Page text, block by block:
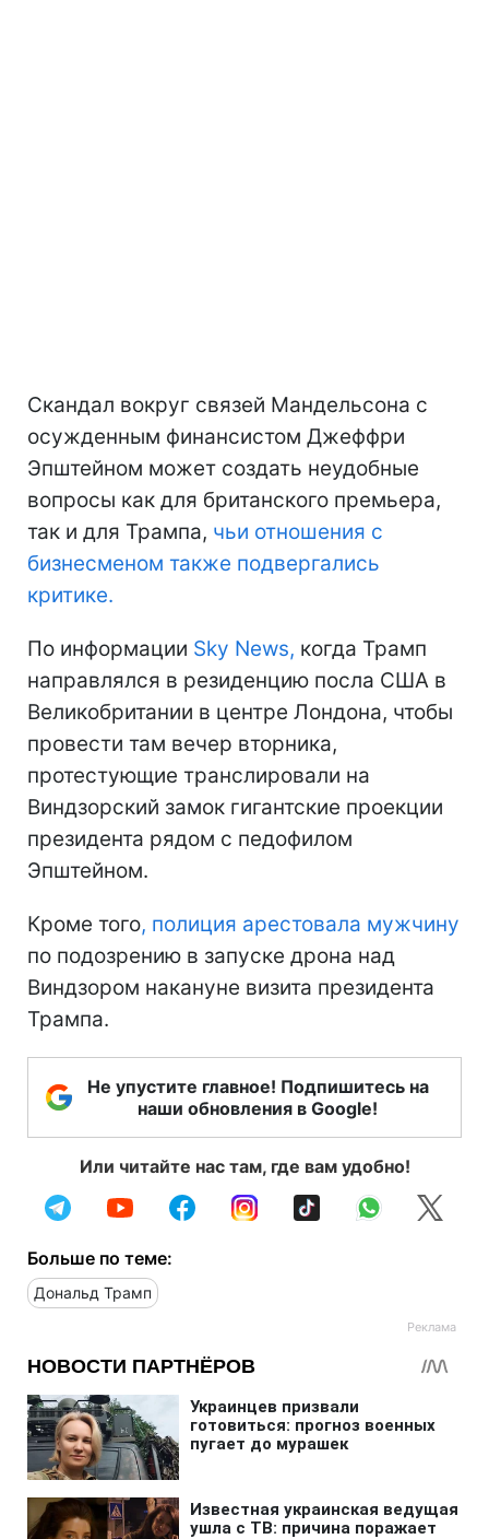
Скандал вокруг связей Мандельсона с
осужденным финансистом Джеффри
Эпштейном может создать неудобные
вопросы как для британского премьера,
так и для Трампа, чьи отношения с
бизнесменом также подвергались
критике.
По информации Sky News, когда Трамп
направлялся в резиденцию посла США в
Великобритании в центре Лондона, чтобы
провести там вечер вторника,
протестующие транслировали на
Виндзорский замок гигантские проекции
президента рядом с педофилом
Эпштейном.
Кроме того, полиция арестовала мужчину
по подозрению в запуске дрона над
Виндзором накануне визита президента
Трампа.
Не упустите главное! Подпишитесь на
наши обновления в Google!
Или читайте нас там, где вам удобно!
Больше по теме:
Дональд Трамп